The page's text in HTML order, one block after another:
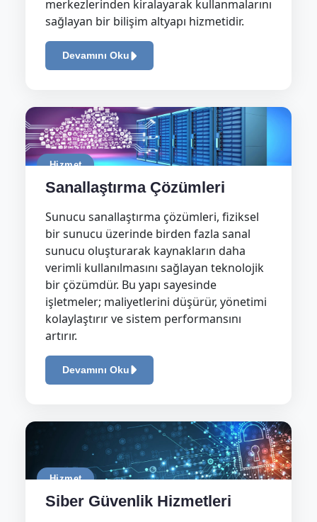
merkezlerinden kiralayarak kullanmalarını
sağlayan bir bilişim altyapı hizmetidir.
Devamını Oku
Hizmet
Sanallaştırma Çözümleri
Sunucu sanallaştırma çözümleri, fiziksel
bir sunucu üzerinde birden fazla sanal
sunucu oluşturarak kaynakların daha
verimli kullanılmasını sağlayan teknolojik
bir çözümdür. Bu yapı sayesinde
işletmeler; maliyetlerini düşürür, yönetimi
kolaylaştırır ve sistem performansını
artırır.
Devamını Oku
Hizmet
Siber Güvenlik Hizmetleri